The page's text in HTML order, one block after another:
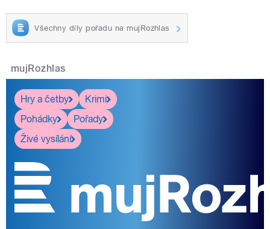
Všechny díly pořadu na mujRozhlas
mujRozhlas
Hry a četby
Krimi
Pohádky
Pořady
Živé vysílání